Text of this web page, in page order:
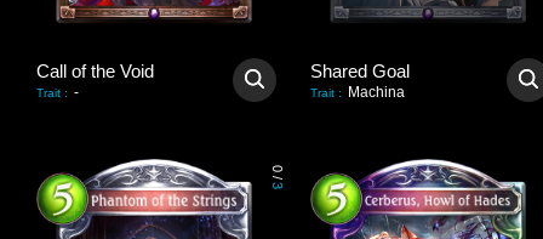
Call of the Void
Trait : -
Shared Goal
Trait : Machina
0
/
3